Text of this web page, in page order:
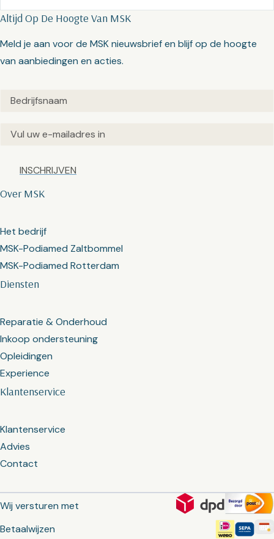
Klantenservice
Klantenservice
Advies
Contact
Diensten
Reparatie & Onderhoud
Inkoop ondersteuning
Opleidingen
Experience
Over MSK
Het bedrijf
MSK-Podiamed Zaltbommel
MSK-Podiamed Rotterdam
Altijd Op De Hoogte Van MSK
Meld je aan voor de MSK nieuwsbrief en blijf op de hoogte
van aanbiedingen en acties.
Untitled(Vereist)
Email(Vereist)
Captcha
Wij versturen met
Betaalwijzen